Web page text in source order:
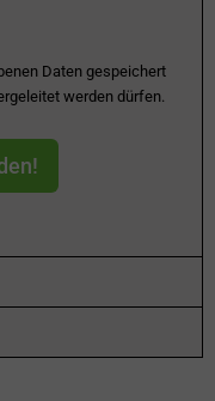
Daten gespeichert
werden dürfen.